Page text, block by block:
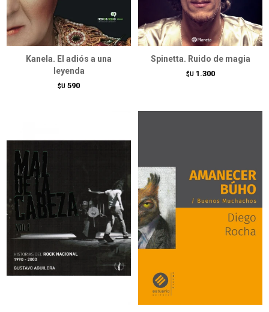
Kanela. El adiós a una
leyenda
$U 590
Spinetta. Ruido de magia
$U 1.300